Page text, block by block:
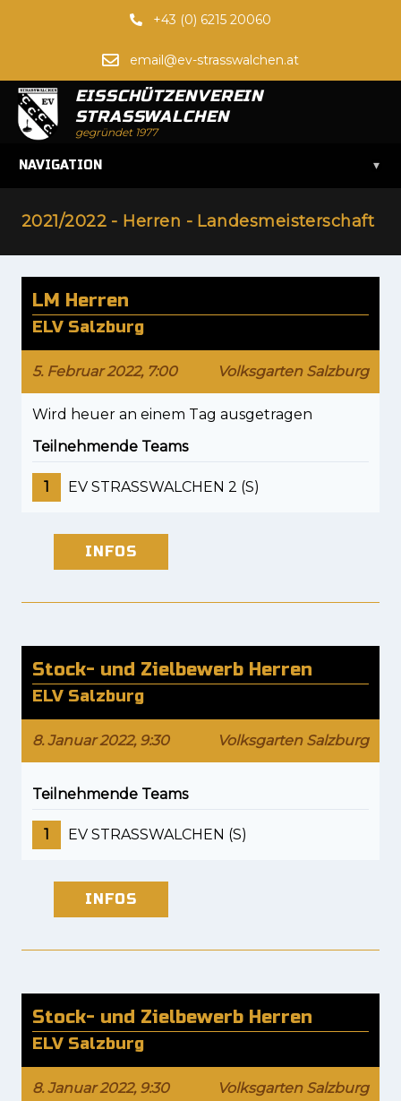
+43 (0) 6215 20060
email@ev-strasswalchen.at
EISSCHÜTZENVEREIN
STRASSWALCHEN
gegründet 1977
NAVIGATION ▾
2021/2022 - Herren - Landesmeisterschaft
LM Herren
ELV Salzburg
5. Februar 2022, 7:00 Volksgarten Salzburg
Wird heuer an einem Tag ausgetragen
Teilnehmende Teams
1 EV STRASSWALCHEN 2 (S)
INFOS
Stock- und Zielbewerb Herren
ELV Salzburg
8. Januar 2022, 9:30 Volksgarten Salzburg
Teilnehmende Teams
1 EV STRASSWALCHEN (S)
INFOS
Stock- und Zielbewerb Herren
ELV Salzburg
8. Januar 2022, 9:30 Volksgarten Salzburg